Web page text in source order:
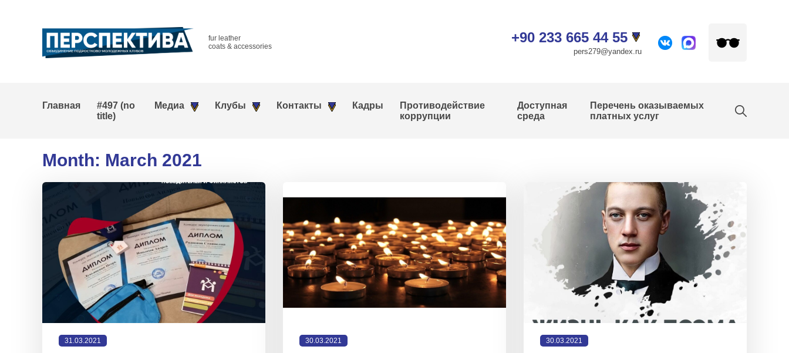
fur leather
coats & accessories
+90 233 665 44 55
pers279@yandex.ru
Главная
#497 (no
title)
Медиа Клубы Контакты Кадры
Противодействие
коррупции
Доступная
среда
Перечень оказываемых
платных услуг
Month: March 2021
31.03.2021 30.03.2021 30.03.2021